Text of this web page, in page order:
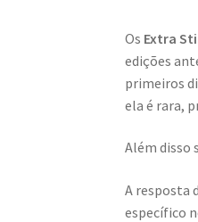
Os Extra
edições
primeiros
ela é rara,
Além disso
A resposta
específico